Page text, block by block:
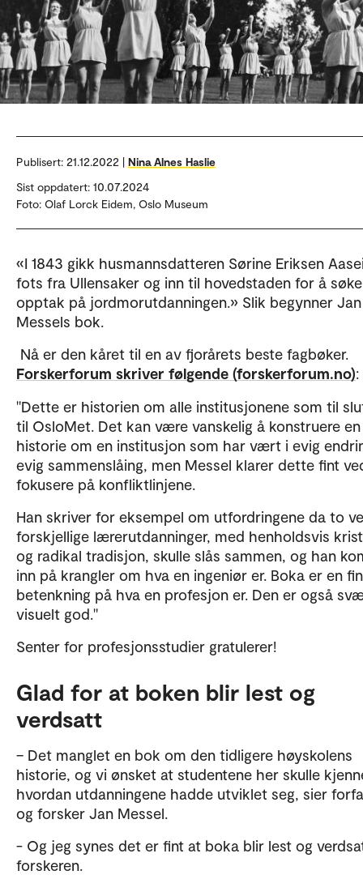
Publisert: 21.12.2022 | Nina Alnes Haslie
Sist oppdatert: 10.07.2024
Foto: Olaf Lorck Eidem, Oslo Museum
«I 1843 gikk husmannsdatteren Sørine Eriksen
fots fra Ullensaker og inn til hovedstaden for å
opptak på jordmorutdanningen.» Slik begynner Jan
Messels bok.
Nå er den kåret til en av fjorårets beste fagbøker.
Forskerforum skriver følgende (forskerforum.no):
"Dette er historien om alle institusjonene som til
til OsloMet. Det kan være vanskelig å konstruere en
historie om en institusjon som har vært i evig
evig sammenslåing, men Messel klarer dette fint
fokusere på konfliktlinjene.
Han skriver for eksempel om utfordringene da to
forskjellige lærerutdanninger, med henholdsvis
og radikal tradisjon, skulle slås sammen, og han
inn på krangler om hva en ingeniør er. Boka er en fin
betenkning på hva en profesjon er. Den er også
visuelt god."
Senter for profesjonsstudier gratulerer!
Glad for at boken blir lest og
verdsatt
– Det manglet en bok om den tidligere høyskolens
historie, og vi ønsket at studentene her skulle
hvordan utdanningene hadde utviklet seg, sier
og forsker Jan Messel.
- Og jeg synes det er fint at boka blir lest og
forskeren.